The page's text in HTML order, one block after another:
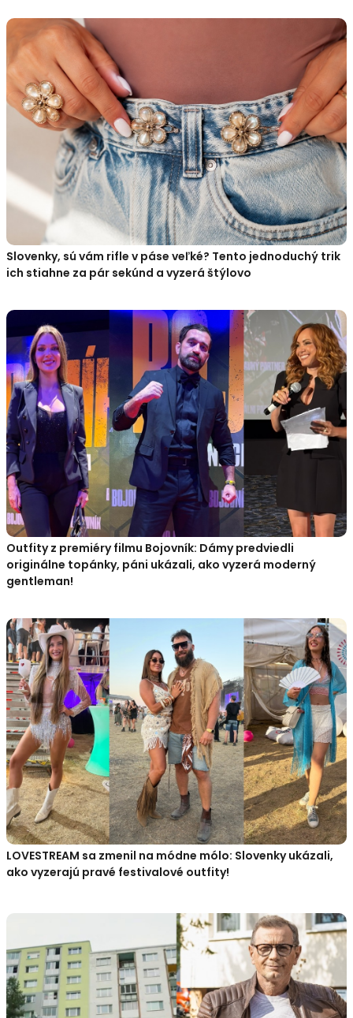
Slovenky, sú vám rifle v páse veľké? Tento jednoduchý trik
ich stiahne za pár sekúnd a vyzerá štýlovo
Outfity z premiéry filmu Bojovník: Dámy predviedli
originálne topánky, páni ukázali, ako vyzerá moderný
gentleman!
LOVESTREAM sa zmenil na módne mólo: Slovenky ukázali,
ako vyzerajú pravé festivalové outfity!